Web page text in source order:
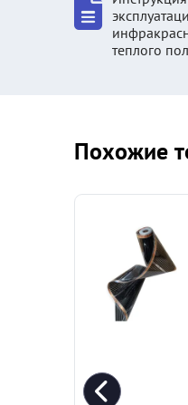
теплого
Похожие